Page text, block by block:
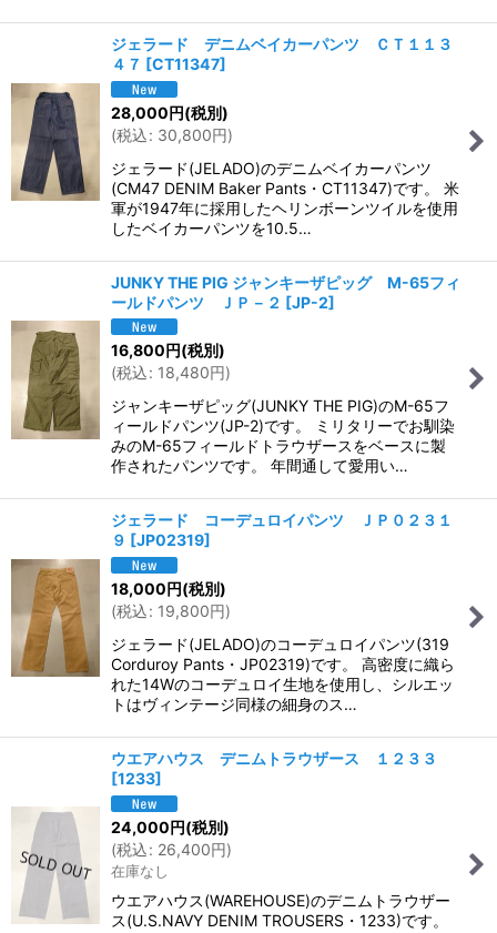
ジェラード デニムベイカーパンツ ＣＴ１１３
４７ [CT11347]
28,000円(税別)
(税込: 30,800円)
ジェラード(JELADO)のデニムベイカーパンツ
(CM47 DENIM Baker Pants・CT11347)です。 米
軍が1947年に採用したヘリンボーンツイルを使用
したベイカーパンツを10.5…
JUNKY THE PIG ジャンキーザピッグ M-65フィ
ールドパンツ ＪＰ－２ [JP-2]
16,800円(税別)
(税込: 18,480円)
ジャンキーザピッグ(JUNKY THE PIG)のM-65フ
ィールドパンツ(JP-2)です。 ミリタリーでお馴染
みのM-65フィールドトラウザースをベースに製
作されたパンツです。 年間通して愛用い…
ジェラード コーデュロイパンツ ＪＰ０２３１
９ [JP02319]
18,000円(税別)
(税込: 19,800円)
ジェラード(JELADO)のコーデュロイパンツ(319
Corduroy Pants・JP02319)です。 高密度に織ら
れた14Wのコーデュロイ生地を使用し、シルエッ
トはヴィンテージ同様の細身のス…
ウエアハウス デニムトラウザース １２３３
[1233]
24,000円(税別)
(税込: 26,400円)
在庫なし
ウエアハウス(WAREHOUSE)のデニムトラウザー
ス(U.S.NAVY DENIM TROUSERS・1233)です。